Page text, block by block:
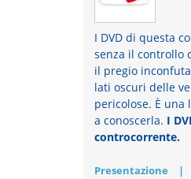
I DVD di questa
senza il controllo
il pregio
lati oscuri delle
pericolose. È
a conoscerla. I
controcorrente.
Presentazione